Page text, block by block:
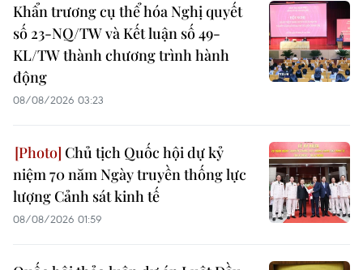
Khẩn trương cụ thể hóa Nghị quyết
số 23-NQ/TW và Kết luận số 49-
KL/TW thành chương trình hành
động
08/08/2026 03:23
Chủ tịch Quốc hội dự kỷ
niệm 70 năm Ngày truyền thống lực
lượng Cảnh sát kinh tế
08/08/2026 01:59